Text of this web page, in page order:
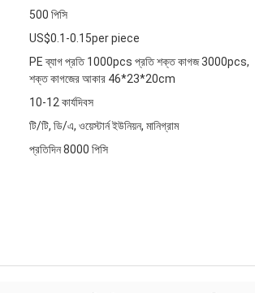
500 পিসি
US$0.1-0.15per piece
PE ব্যাগ প্রতি 1000pcs প্রতি শক্ত কাগজ 3000pcs,
শক্ত কাগজের আকার 46*23*20cm
10-12 কার্যদিবস
টি/টি, ডি/এ, ওয়েস্টার্ন ইউনিয়ন, মানিগ্রাম
প্রতিদিন 8000 পিসি